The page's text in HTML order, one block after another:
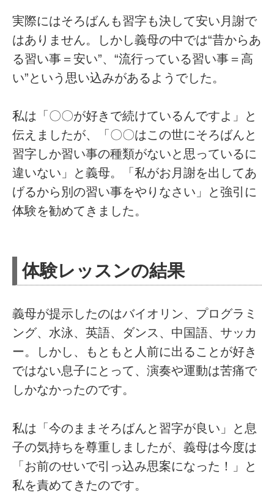
実際にはそろばんも習字も決して安い月謝で
はありません。しかし義母の中では“昔からあ
る習い事＝安い”、“流行っている習い事＝高
い”という思い込みがあるようでした。
私は「〇〇が好きで続けているんですよ」と
伝えましたが、「〇〇はこの世にそろばんと
習字しか習い事の種類がないと思っているに
違いない」と義母。「私がお月謝を出してあ
げるから別の習い事をやりなさい」と強引に
体験を勧めてきました。
体験レッスンの結果
義母が提示したのはバイオリン、プログラミ
ング、水泳、英語、ダンス、中国語、サッカ
ー。しかし、もともと人前に出ることが好き
ではない息子にとって、演奏や運動は苦痛で
しかなかったのです。
私は「今のままそろばんと習字が良い」と息
子の気持ちを尊重しましたが、義母は今度は
「お前のせいで引っ込み思案になった！」と
私を責めてきたのです。